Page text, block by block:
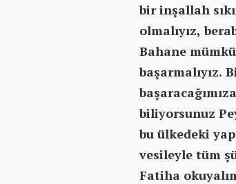
bir inşallah
olmalıyız,
Bahane
başarmalıyız.
biliyorsunuz
bu ülkedeki
vesileyle tüm
Fatiha